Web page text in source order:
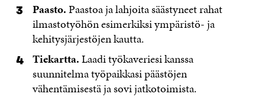
Paasto.Paastoa ja lahjoita säästyneet rahat
ilmastotyöhön esimerkiksi ympäristö- ja
kehitysjärjestöjen kautta.
Tiekartta.Laadi työkaveriesi kanssa
suunnitelma työpaikkasi päästöjen
vähentämisestä ja sovi jatkotoimista.